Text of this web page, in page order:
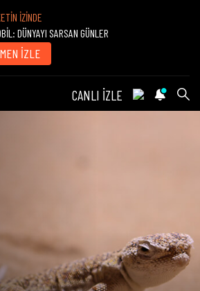
İZİNDE
DÜNYAYI SARSAN GÜNLER
İZLE
CANLI İZLE